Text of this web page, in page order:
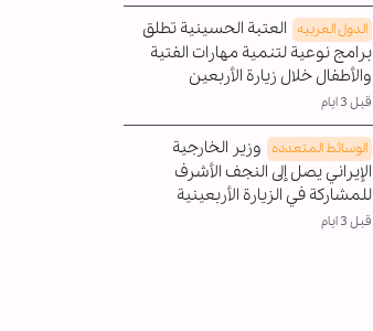
الدول العربیه العتبة الحسينية تطلق
برامج نوعية لتنمية مهارات الفتية
والأطفال خلال زيارة الأربعين
قبل 3 ايام
الوسائط المتعدده وزير الخارجية
الإيراني يصل إلى النجف الأشرف
للمشاركة في الزيارة الأربعينية
قبل 3 ايام